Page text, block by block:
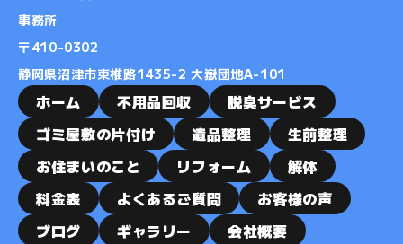
2018-11
2018-10
2018-09
2018-08
2018-07
2018-05
2018-04
2018-03
事務所
​​​​​​​〒410-0302
静岡県沼津市東椎路1435-2 大嶽団地A-101
ホーム 不用品回収
脱臭サービス
ゴミ屋敷の片付け
遺品整理
生前整理
お住まいのこと
リフォーム
解体
料金表
よくあるご質問
お客様の声
ブログ
ギャラリー
会社概要